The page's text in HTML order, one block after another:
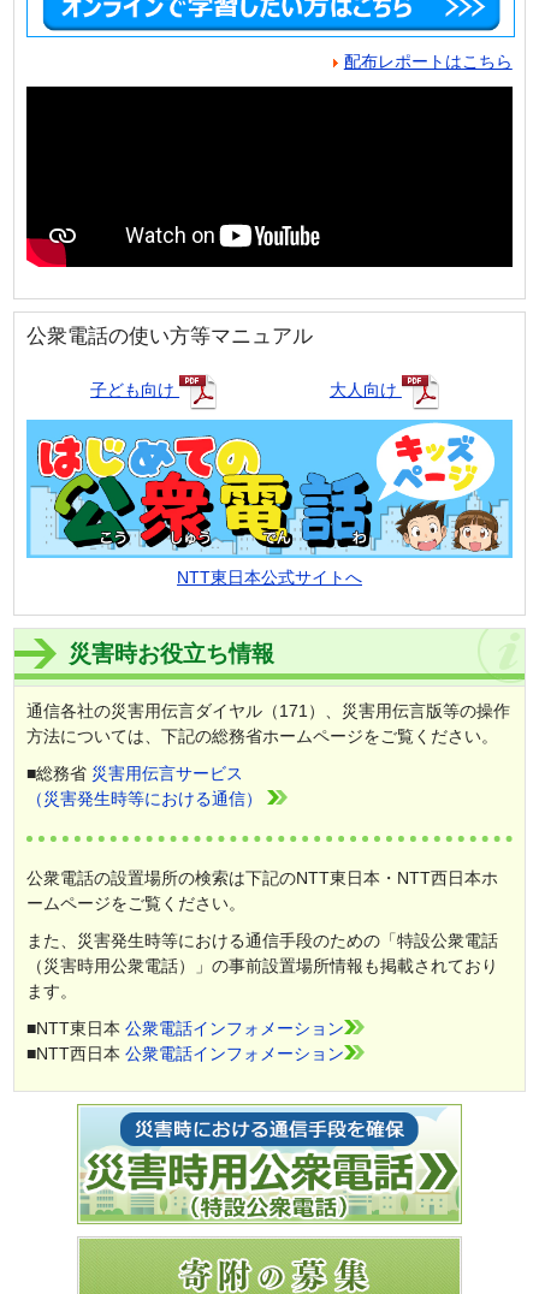
配布レポートはこちら
公衆電話の使い方等マニュアル
子ども向け 大人向け
NTT東日本公式サイトへ
災害時お役立ち情報
通信各社の災害用伝言ダイヤル（171）、災害用伝言版等の操作
方法については、下記の総務省ホームページをご覧ください。
■総務省 災害用伝言サービス
（災害発生時等における通信）
公衆電話の設置場所の検索は下記のNTT東日本・NTT西日本ホ
ームページをご覧ください。
また、災害発生時等における通信手段のための「特設公衆電話
（災害時用公衆電話）」の事前設置場所情報も掲載されており
ます。
■NTT東日本公衆電話インフォメーション
■NTT西日本公衆電話インフォメーション